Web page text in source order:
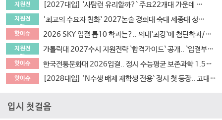
지원전
략
[2027대입] `사탐런 유리할까?` 주요22개대 가운데 수시 `사탐런 불가` 서울대 등 6개교 `수능최저 과탐지정`
지원전
략
‘최고의 수요자 친화` 2027논술 경희대 숙대 세종대 성신여대 광운대 5개교.. 모의논술/채점/해설영상/가이드북 4종 제공
핫이슈 2026 SKY 입결 톱10 학과는?.. 의대`최강`에 첨단학과/무전공/경제 약진 ‘다변화 흐름`
지원전
략
가톨릭대 2027수시 지원전략 `합격가이드` 공개.. `입결부터 면접문항 합격사례까지 총망라`
핫이슈 한국전통문화대 2026입결.. 정시 수능평균 보존과학 1.5등급 `최고` 국가유산관리 전통건축/무형유산 톱3
핫이슈 [2028대입] ‘N수생 배제 재학생 전용` 정시 첫 등장.. 고대489명 서강대90명
입시 첫걸음